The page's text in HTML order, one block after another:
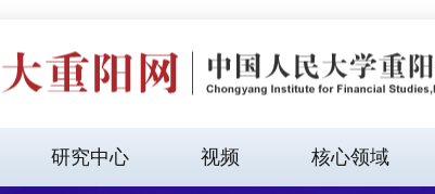
研究中心 视频 核心领域